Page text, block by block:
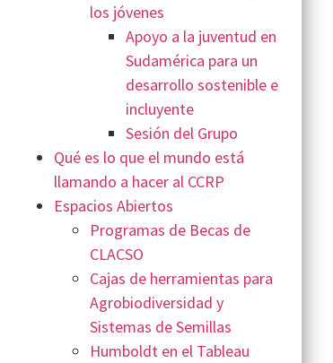
los jóvenes
Apoyo a la juventud en
Sudamérica para un
desarrollo sostenible e
incluyente
Sesión del Grupo
Qué es lo que el mundo está
llamando a hacer al CCRP
Espacios Abiertos
Programas de Becas de
CLACSO
Cajas de herramientas para
Agrobiodiversidad y
Sistemas de Semillas
Humboldt en el Tableau